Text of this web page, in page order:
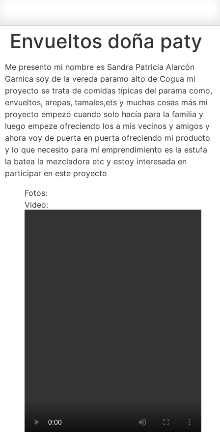
Envueltos doña paty
Me presento mi nombre es Sandra Patricia Alarcón
Garnica soy de la vereda paramo alto de Cogua mi
proyecto se trata de comidas típicas del parama como,
envueltos, arepas, tamales,ets y muchas cosas más mi
proyecto empezó cuando solo hacía para la familia y
luego empeze ofreciendo los a mis vecinos y amigos y
ahora voy de puerta en puerta ofreciendo mi producto
y lo que necesito para mí emprendimiento es la estufa
la batea la mezcladora etc y estoy interesada en
participar en este proyecto
Fotos:
Video: